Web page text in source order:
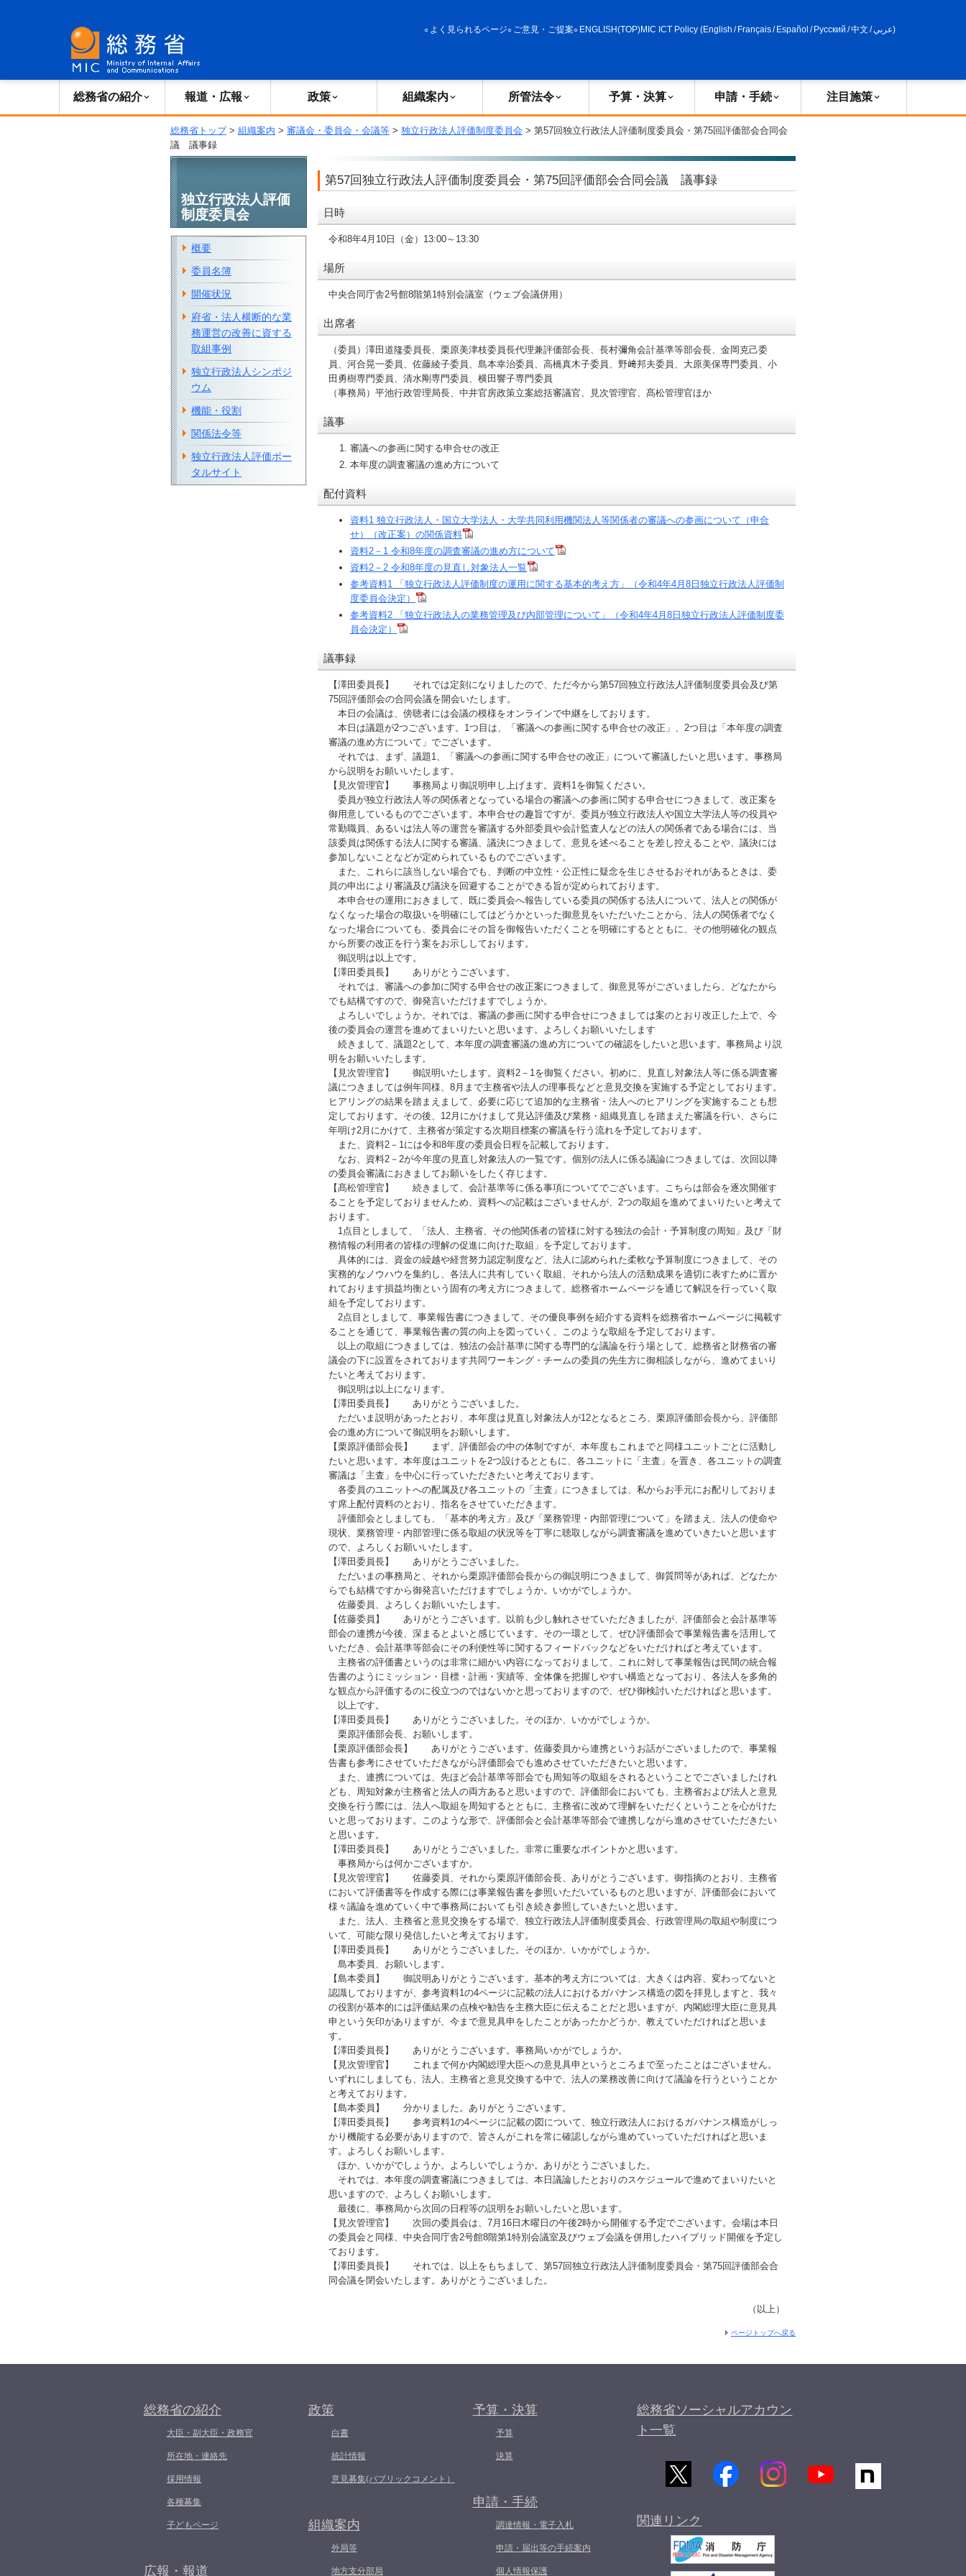
よく見られるページ ご意見・ご提案 ENGLISH(TOP)MIC ICT Policy (English / Français/ Español / Русский /中文 /عربي)
総務省の紹介 報道・広報 政策 組織案内 所管法令 予算・決算 申請・手続 注目施策
総務省トップ> 組織案内 > 審議会・委員会・会議等 > 独立行政法人評価制度委員会 > 第57回独立行政法人評価制度委員会・第75回評価部会合同会
議 議事録
第57回独立行政法人評価制度委員会・第75回評価部会合同会議 議事録
日時
令和8年4月10日（金）13:00～13:30
場所
中央合同庁舎2号館8階第1特別会議室（ウェブ会議併用）
出席者
（委員）澤田道隆委員長、栗原美津枝委員長代理兼評価部会長、長村彌角会計基準等部会長、金岡克己委
員、河合晃一委員、佐藤綾子委員、島本幸治委員、高橋真木子委員、野﨑邦夫委員、大原美保専門委員、小
田勇樹専門委員、清水剛専門委員、横田響子専門委員
（事務局）平池行政管理局長、中井官房政策立案総括審議官、見次管理官、髙松管理官ほか
議事
審議への参画に関する申合せの改正
本年度の調査審議の進め方について
配付資料
資料1 独立行政法人・国立大学法人・大学共同利用機関法人等関係者の審議への参画について（申合
せ）（改正案）の関係資料
資料2－1 令和8年度の調査審議の進め方について
資料2－2 令和8年度の見直し対象法人一覧
参考資料1 「独立行政法人評価制度の運用に関する基本的考え方」（令和4年4月8日独立行政法人評価制
度委員会決定）
参考資料2 「独立行政法人の業務管理及び内部管理について」（令和4年4月8日独立行政法人評価制度委
員会決定）
議事録
【澤田委員長】 それでは定刻になりましたので、ただ今から第57回独立行政法人評価制度委員会及び第
75回評価部会の合同会議を開会いたします。
本日の会議は、傍聴者には会議の模様をオンラインで中継をしております。
本日は議題が2つございます。1つ目は、「審議への参画に関する申合せの改正」、2つ目は「本年度の調査
審議の進め方について」でございます。
それでは、まず、議題1、「審議への参画に関する申合せの改正」について審議したいと思います。事務局
から説明をお願いいたします。
【見次管理官】 事務局より御説明申し上げます。資料1を御覧ください。
委員が独立行政法人等の関係者となっている場合の審議への参画に関する申合せにつきまして、改正案を
御用意しているものでございます。本申合せの趣旨ですが、委員が独立行政法人や国立大学法人等の役員や
常勤職員、あるいは法人等の運営を審議する外部委員や会計監査人などの法人の関係者である場合には、当
該委員は関係する法人に関する審議、議決につきまして、意見を述べることを差し控えることや、議決には
参加しないことなどが定められているものでございます。
また、これらに該当しない場合でも、判断の中立性・公正性に疑念を生じさせるおそれがあるときは、委
員の申出により審議及び議決を回避することができる旨が定められております。
本申合せの運用におきまして、既に委員会へ報告している委員の関係する法人について、法人との関係が
なくなった場合の取扱いを明確にしてはどうかといった御意見をいただいたことから、法人の関係者でなく
なった場合についても、委員会にその旨を御報告いただくことを明確にするとともに、その他明確化の観点
から所要の改正を行う案をお示ししております。
御説明は以上です。
【澤田委員長】 ありがとうございます。
それでは、審議への参加に関する申合せの改正案につきまして、御意見等がございましたら、どなたから
でも結構ですので、御発言いただけますでしょうか。
よろしいでしょうか。それでは、審議の参画に関する申合せにつきましては案のとおり改正した上で、今
後の委員会の運営を進めてまいりたいと思います。よろしくお願いいたします
続きまして、議題2として、本年度の調査審議の進め方についての確認をしたいと思います。事務局より説
明をお願いいたします。
【見次管理官】 御説明いたします。資料2－1を御覧ください。初めに、見直し対象法人等に係る調査審
議につきましては例年同様、8月まで主務省や法人の理事長などと意見交換を実施する予定としております。
ヒアリングの結果を踏まえまして、必要に応じて追加的な主務省・法人へのヒアリングを実施することも想
定しております。その後、12月にかけまして見込評価及び業務・組織見直しを踏まえた審議を行い、さらに
年明け2月にかけて、主務省が策定する次期目標案の審議を行う流れを予定しております。
また、資料2－1には令和8年度の委員会日程を記載しております。
なお、資料2－2が今年度の見直し対象法人の一覧です。個別の法人に係る議論につきましては、次回以降
の委員会審議におきましてお願いをしたく存じます。
【髙松管理官】 続きまして、会計基準等に係る事項についてでございます。こちらは部会を逐次開催す
ることを予定しておりませんため、資料への記載はございませんが、2つの取組を進めてまいりたいと考えて
おります。
1点目としまして、「法人、主務省、その他関係者の皆様に対する独法の会計・予算制度の周知」及び「財
務情報の利用者の皆様の理解の促進に向けた取組」を予定しております。
具体的には、資金の繰越や経営努力認定制度など、法人に認められた柔軟な予算制度につきまして、その
実務的なノウハウを集約し、各法人に共有していく取組、それから法人の活動成果を適切に表すために置か
れております損益均衡という固有の考え方につきまして、総務省ホームページを通じて解説を行っていく取
組を予定しております。
2点目としまして、事業報告書につきまして、その優良事例を紹介する資料を総務省ホームページに掲載す
ることを通じて、事業報告書の質の向上を図っていく、このような取組を予定しております。
以上の取組につきましては、独法の会計基準に関する専門的な議論を行う場として、総務省と財務省の審
議会の下に設置をされております共同ワーキング・チームの委員の先生方に御相談しながら、進めてまいり
たいと考えております。
御説明は以上になります。
【澤田委員長】 ありがとうございました。
ただいま説明があったとおり、本年度は見直し対象法人が12となるところ、栗原評価部会長から、評価部
会の進め方について御説明をお願いします。
【栗原評価部会長】 まず、評価部会の中の体制ですが、本年度もこれまでと同様ユニットごとに活動し
たいと思います。本年度はユニットを2つ設けるとともに、各ユニットに「主査」を置き、各ユニットの調査
審議は「主査」を中心に行っていただきたいと考えております。
各委員のユニットへの配属及び各ユニットの「主査」につきましては、私からお手元にお配りしておりま
す席上配付資料のとおり、指名をさせていただきます。
評価部会としましても、「基本的考え方」及び「業務管理・内部管理について」を踏まえ、法人の使命や
現状、業務管理・内部管理に係る取組の状況等を丁寧に聴取しながら調査審議を進めていきたいと思います
ので、よろしくお願いいたします。
【澤田委員長】 ありがとうございました。
ただいまの事務局と、それから栗原評価部会長からの御説明につきまして、御質問等があれば、どなたか
らでも結構ですから御発言いただけますでしょうか。いかがでしょうか。
佐藤委員、よろしくお願いいたします。
【佐藤委員】 ありがとうございます。以前も少し触れさせていただきましたが、評価部会と会計基準等
部会の連携が今後、深まるとよいと感じています。その一環として、ぜひ評価部会で事業報告書を活用して
いただき、会計基準等部会にその利便性等に関するフィードバックなどをいただければと考えています。
主務省の評価書というのは非常に細かい内容になっておりまして、これに対して事業報告は民間の統合報
告書のようにミッション・目標・計画・実績等、全体像を把握しやすい構造となっており、各法人を多角的
な観点から評価するのに役立つのではないかと思っておりますので、ぜひ御検討いただければと思います。
以上です。
【澤田委員長】 ありがとうございました。そのほか、いかがでしょうか。
栗原評価部会長、お願いします。
【栗原評価部会長】 ありがとうございます。佐藤委員から連携というお話がございましたので、事業報
告書も参考にさせていただきながら評価部会でも進めさせていただきたいと思います。
また、連携については、先ほど会計基準等部会でも周知等の取組をされるということでございましたけれ
ども、周知対象が主務省と法人の両方あると思いますので、評価部会においても、主務省および法人と意見
交換を行う際には、法人へ取組を周知するとともに、主務省に改めて理解をいただくということを心がけた
いと思っております。このような形で、評価部会と会計基準等部会で連携しながら進めさせていただきたい
と思います。
【澤田委員長】 ありがとうございました。非常に重要なポイントかと思います。
事務局からは何かございますか。
【見次管理官】 佐藤委員、それから栗原評価部会長、ありがとうございます。御指摘のとおり、主務省
において評価書等を作成する際には事業報告書を参照いただいているものと思いますが、評価部会において
様々議論を進めていく中で事務局においても引き続き参照していきたいと思います。
また、法人、主務省と意見交換をする場で、独立行政法人評価制度委員会、行政管理局の取組や制度につ
いて、可能な限り発信したいと考えております。
【澤田委員長】 ありがとうございました。そのほか、いかがでしょうか。
島本委員、お願いします。
【島本委員】 御説明ありがとうございます。基本的考え方については、大きくは内容、変わってないと
認識しておりますが、参考資料1の4ページに記載の法人におけるガバナンス構造の図を拝見しますと、我々
の役割が基本的には評価結果の点検や勧告を主務大臣に伝えることだと思いますが、内閣総理大臣に意見具
申という矢印がありますが、今まで意見具申をしたことがあったかどうか、教えていただければと思いま
す。
【澤田委員長】 ありがとうございます。事務局いかがでしょうか。
【見次管理官】 これまで何か内閣総理大臣への意見具申というところまで至ったことはございません。
いずれにしましても、法人、主務省と意見交換する中で、法人の業務改善に向けて議論を行うということか
と考えております。
【島本委員】 分かりました。ありがとうございます。
【澤田委員長】 参考資料1の4ページに記載の図について、独立行政法人におけるガバナンス構造がしっ
かり機能する必要がありますので、皆さんがこれを常に確認しながら進めていっていただければと思いま
す。よろしくお願いします。
ほか、いかがでしょうか。よろしいでしょうか。ありがとうございました。
それでは、本年度の調査審議につきましては、本日議論したとおりのスケジュールで進めてまいりたいと
思いますので、よろしくお願いします。
最後に、事務局から次回の日程等の説明をお願いしたいと思います。
【見次管理官】 次回の委員会は、7月16日木曜日の午後2時から開催する予定でございます。会場は本日
の委員会と同様、中央合同庁舎2号館8階第1特別会議室及びウェブ会議を併用したハイブリッド開催を予定し
ております。
【澤田委員長】 それでは、以上をもちまして、第57回独立行政法人評価制度委員会・第75回評価部会合
同会議を閉会いたします。ありがとうございました。
（以上）
ページトップへ戻る
独立行政法人評価
制度委員会
概要
委員名簿
開催状況
府省・法人横断的な業
務運営の改善に資する
取組事例
独立行政法人シンポジ
ウム
機能・役割
関係法令等
独立行政法人評価ポー
タルサイト
総務省の紹介
大臣・副大臣・政務官
所在地・連絡先
採用情報
各種募集
子どもページ
広報・報道
政策
白書
統計情報
意見募集(パブリックコメント）
組織案内
外局等
地方支分部局
予算・決算
予算
決算
申請・手続
調達情報・電子入札
申請・届出等の手続案内
個人情報保護
総務省ソーシャルアカウン
ト一覧
関連リンク